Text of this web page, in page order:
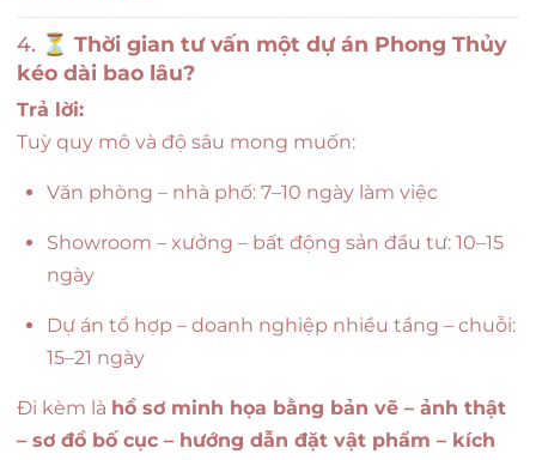
4. ⏳ Thời gian tư vấn một dự án Phong Thủy
kéo dài bao lâu?
Trả lời:
Tuỳ quy mô và độ sâu mong muốn:
Văn phòng – nhà phố: 7–10 ngày làm việc
Showroom – xưởng – bất động sản đầu tư: 10–15
ngày
Dự án tổ hợp – doanh nghiệp nhiều tầng – chuỗi:
15–21 ngày
Đi kèm là hồ sơ minh họa bằng bản vẽ – ảnh thật
– sơ đồ bố cục – hướng dẫn đặt vật phẩm – kích